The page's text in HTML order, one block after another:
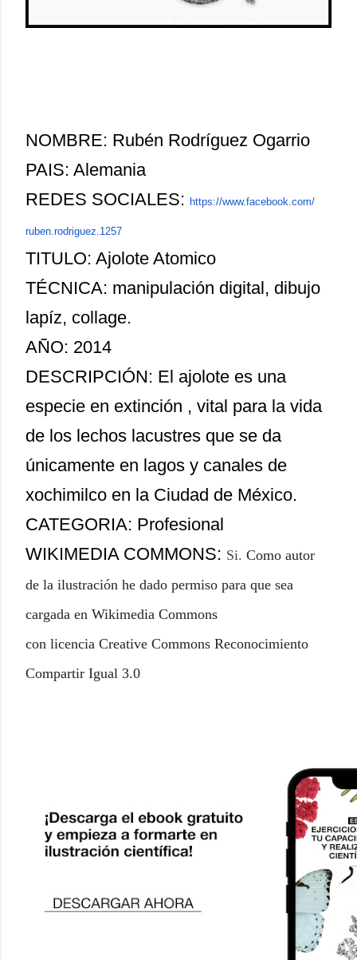
NOMBRE: Rubén Rodríguez Ogarrio
PAIS: Alemania
REDES SOCIALES: https://www.facebook.com/
ruben.rodriguez.1257
TITULO: Ajolote Atomico
TÉCNICA: manipulación digital, dibujo
lapíz, collage.
AÑO: 2014
DESCRIPCIÓN: El ajolote es una
especie en extinción , vital para la vida
de los lechos lacustres que se da
únicamente en lagos y canales de
xochimilco en la Ciudad de México.
CATEGORIA: Profesional
WIKIMEDIA COMMONS: Si. Como autor
de la ilustración he dado permiso para que sea
cargada en Wikimedia Commons
con licencia Creative Commons Reconocimiento
Compartir Igual 3.0